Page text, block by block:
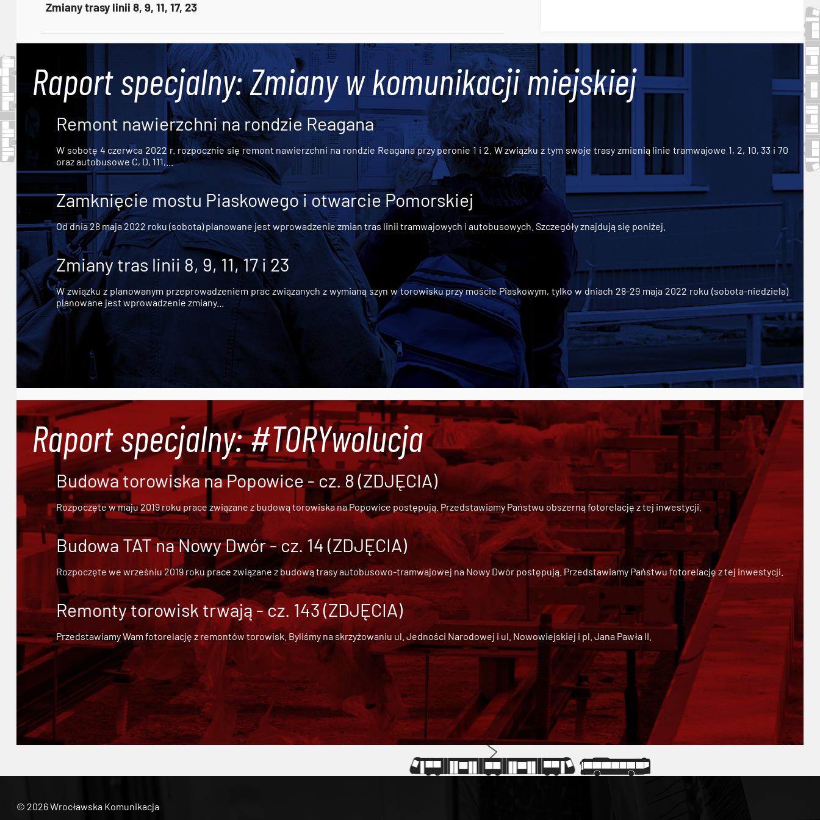
Zmiany trasy linii 8, 9, 11, 17, 23
Raport specjalny: Zmiany w komunikacji miejskiej
Remont nawierzchni na rondzie Reagana
W sobotę 4 czerwca 2022 r. rozpocznie się remont nawierzchni na rondzie Reagana przy peronie 1 i 2. W związku z tym swoje trasy zmienią linie tramwajowe 1, 2, 10, 33 i 70
oraz autobusowe C, D, 111,...
Zamknięcie mostu Piaskowego i otwarcie Pomorskiej
Od dnia 28 maja 2022 roku (sobota) planowane jest wprowadzenie zmian tras linii tramwajowych i autobusowych. Szczegóły znajdują się poniżej.
Zmiany tras linii 8, 9, 11, 17 i 23
W związku z planowanym przeprowadzeniem prac związanych z wymianą szyn w torowisku przy moście Piaskowym, tylko w dniach 28-29 maja 2022 roku (sobota-niedziela)
planowane jest wprowadzenie zmiany...
Raport specjalny: #TORYwolucja
Budowa torowiska na Popowice - cz. 8 (ZDJĘCIA)
Rozpoczęte w maju 2019 roku prace związane z budową torowiska na Popowice postępują. Przedstawiamy Państwu obszerną fotorelację z tej inwestycji.
Budowa TAT na Nowy Dwór - cz. 14 (ZDJĘCIA)
Rozpoczęte we wrześniu 2019 roku prace związane zbudową trasy autobusowo-tramwajowej na Nowy Dwórpostępują. Przedstawiamy Państwu fotorelację z tej inwestycji.
Remonty torowisk trwają - cz. 143 (ZDJĘCIA)
Przedstawiamy Wam fotorelację z remontów torowisk. Byliśmy na skrzyżowaniu ul. Jedności Narodowej i ul. Nowowiejskiej i pl. Jana Pawła II.
© 2026 Wrocławska Komunikacja